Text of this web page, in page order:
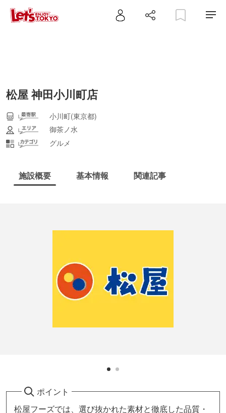
松屋 神田小川町店
小川町(東京都)
御茶ノ水
グルメ
施設概要 基本情報 関連記事
ポイント
松屋フーズでは、選び抜かれた素材と徹底した品質・